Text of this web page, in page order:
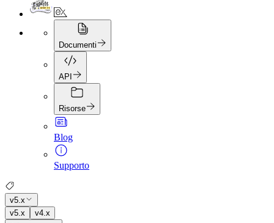
Documenti
API
Risorse
Blog
Supporto
v5.x
v5.x
v4.x